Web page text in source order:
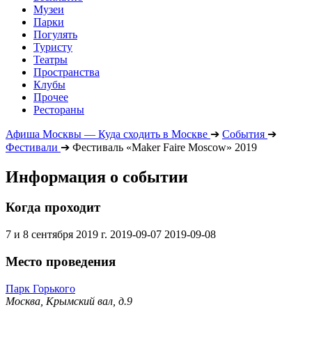
Музеи
Парки
Погулять
Туристу
Театры
Пространства
Клубы
Прочее
Рестораны
Афиша Москвы — Куда сходить в Москве ➔ События ➔
Фестивали ➔ Фестиваль «Maker Faire Moscow» 2019
Информация о событии
Когда проходит
7 и 8 сентября 2019 г. 2019-09-07 2019-09-08
Место проведения
Парк Горького
Москва, Крымский вал, д.9